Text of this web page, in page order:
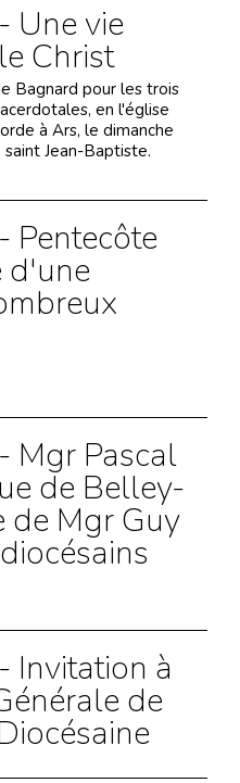
vie
Christ
Bagnard pour les trois
en l'église
à Ars, le dimanche
Jean-Baptiste.
d'une
Pascal
de Belley-
de Mgr Guy
à
de